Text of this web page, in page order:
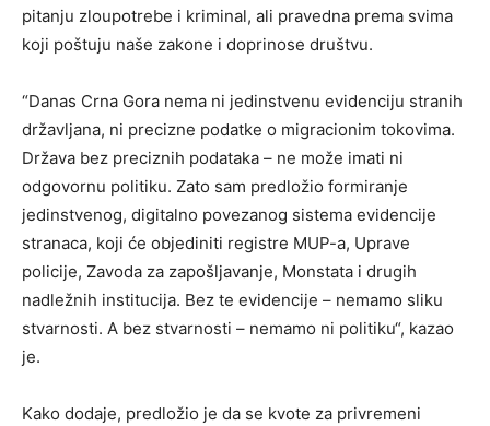
pitanju zloupotrebe i kriminal, ali pravedna prema svima
koji poštuju naše zakone i doprinose društvu.
“Danas Crna Gora nema ni jedinstvenu evidenciju stranih
državljana, ni precizne podatke o migracionim tokovima.
Država bez preciznih podataka – ne može imati ni
odgovornu politiku. Zato sam predložio formiranje
jedinstvenog, digitalno povezanog sistema evidencije
stranaca, koji će objediniti registre MUP-a, Uprave
policije, Zavoda za zapošljavanje, Monstata i drugih
nadležnih institucija. Bez te evidencije – nemamo sliku
stvarnosti. A bez stvarnosti – nemamo ni politiku“, kazao
je.
Kako dodaje, predložio je da se kvote za privremeni